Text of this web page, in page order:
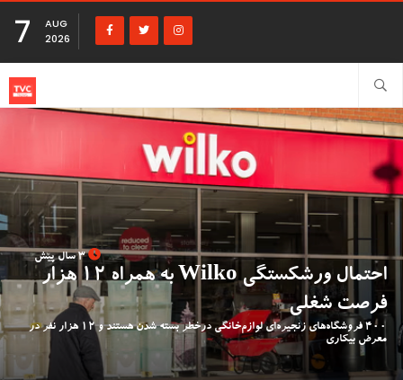
7
AUG
2026
3 سال پیش
احتمال ورشکستگی Wilko به همراه ۱۲ هزار
فرصت شغلی
۴۰۰ فروشگاه‌های زنجیره‌ای لوازم‌خانگی درخطر بسته شدن هستند و ۱۲ هزار نفر در
معرض بیکاری